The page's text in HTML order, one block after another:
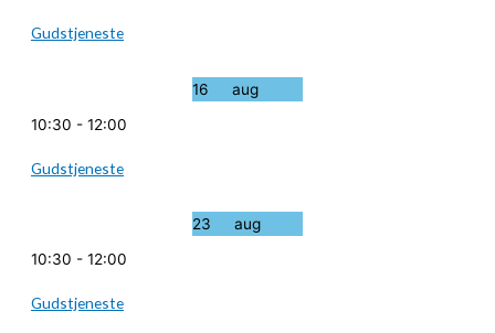
Gudstjeneste
16
aug
10:30 - 12:00
Gudstjeneste
23
aug
10:30 - 12:00
Gudstjeneste